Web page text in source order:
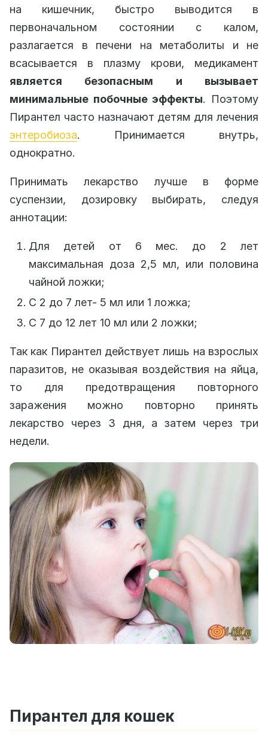
на кишечник, быстро выводится в
первоначальном состоянии с калом,
разлагается в печени на метаболиты и не
всасывается в плазму крови, медикамент
является безопасным и вызывает
минимальные побочные эффекты. Поэтому
Пирантел часто назначают детям для лечения
энтеробиоза. Принимается внутрь,
однократно.
Принимать лекарство лучше в форме
суспензии, дозировку выбирать, следуя
аннотации:
Для детей от 6 мес. до 2 лет
максимальная доза 2,5 мл, или половина
чайной ложки;
С 2 до 7 лет- 5 мл или 1 ложка;
С 7 до 12 лет 10 мл или 2 ложки;
Так как Пирантел действует лишь на взрослых
паразитов, не оказывая воздействия на яйца,
то для предотвращения повторного
заражения можно повторно принять
лекарство через 3 дня, а затем через три
недели.
Пирантел для кошек